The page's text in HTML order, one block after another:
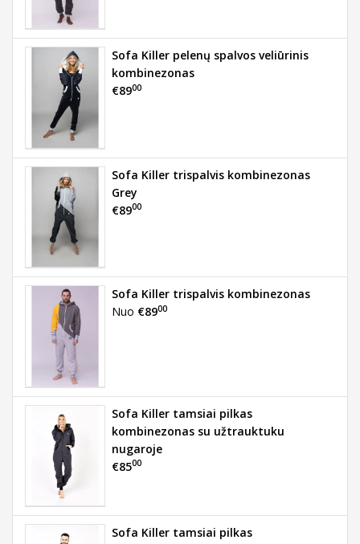
Sofa Killer pelenų spalvos veliūrinis
kombinezonas
€8900
Sofa Killer trispalvis kombinezonas
Grey
€8900
Sofa Killer trispalvis kombinezonas
Nuo €8900
Sofa Killer tamsiai pilkas
kombinezonas su užtrauktuku
nugaroje
€8500
Sofa Killer tamsiai pilkas